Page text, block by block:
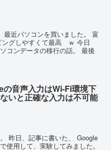
最近パソコンを買いました。 富
ングしやすくて最高 ｗ 今日
コンデータの移行の話。 最後
音声入力はWi-Fi環境下
いと正確な入力は不可能
昨日、記事に書いた、 Google
使用して、実験してみました。